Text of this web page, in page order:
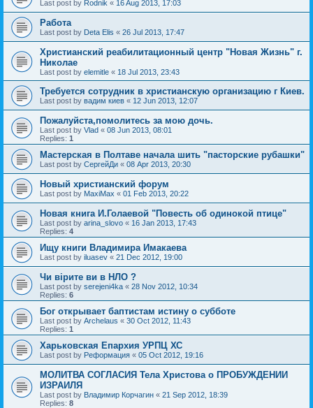
Last post by Rodnik « 16 Aug 2013, 17:03
Работа
Last post by Deta Elis « 26 Jul 2013, 17:47
Христианский реабилитационный центр "Новая Жизнь" г.
Николае
Last post by elemitle « 18 Jul 2013, 23:43
Требуется сотрудник в христианскую организацию г Киев.
Last post by вадим киев « 12 Jun 2013, 12:07
Пожалуйста,помолитесь за мою дочь.
Last post by Vlad « 08 Jun 2013, 08:01
Replies: 1
Мастерская в Полтаве начала шить "пасторские рубашки"
Last post by СергейДи « 08 Apr 2013, 20:30
Новый христианский форум
Last post by MaxiMax « 01 Feb 2013, 20:22
Новая книга И.Голаевой "Повесть об одинокой птице"
Last post by arina_slovo « 16 Jan 2013, 17:43
Replies: 4
Ищу книги Владимира Имакаева
Last post by iluasev « 21 Dec 2012, 19:00
Чи вірите ви в НЛО ?
Last post by serejeni4ka « 28 Nov 2012, 10:34
Replies: 6
Бог открывает баптистам истину о субботе
Last post by Archelaus « 30 Oct 2012, 11:43
Replies: 1
Харьковская Епархия УРПЦ ХС
Last post by Реформация « 05 Oct 2012, 19:16
МОЛИТВА СОГЛАСИЯ Тела Христова о ПРОБУЖДЕНИИ
ИЗРАИЛЯ
Last post by Владимир Корчагин « 21 Sep 2012, 18:39
Replies: 8